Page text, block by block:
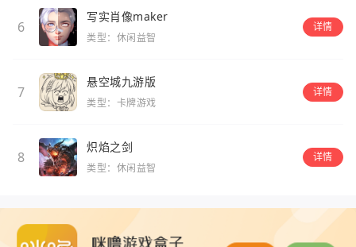
6
写实肖像maker
类型：休闲益智
详情
7
悬空城九游版
类型：卡牌游戏
详情
8
炽焰之剑
类型：休闲益智
详情